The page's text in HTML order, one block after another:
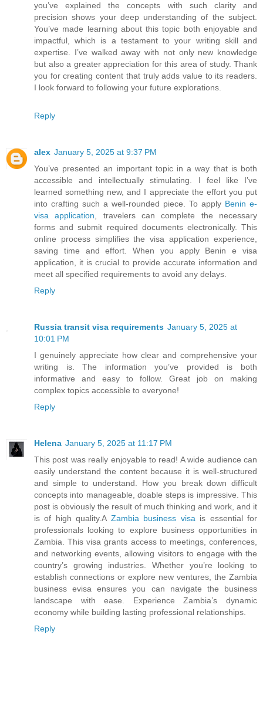
you’ve explained the concepts with such clarity and
precision shows your deep understanding of the subject.
You’ve made learning about this topic both enjoyable and
impactful, which is a testament to your writing skill and
expertise. I’ve walked away with not only new knowledge
but also a greater appreciation for this area of study. Thank
you for creating content that truly adds value to its readers.
I look forward to following your future explorations.
Reply
alex January 5, 2025 at 9:37 PM
You’ve presented an important topic in a way that is both
accessible and intellectually stimulating. I feel like I’ve
learned something new, and I appreciate the effort you put
into crafting such a well-rounded piece. To apply Benin e-
visa application, travelers can complete the necessary
forms and submit required documents electronically. This
online process simplifies the visa application experience,
saving time and effort. When you apply Benin e visa
application, it is crucial to provide accurate information and
meet all specified requirements to avoid any delays.
Reply
Russia transit visa requirements January 5, 2025 at
10:01 PM
I genuinely appreciate how clear and comprehensive your
writing is. The information you’ve provided is both
informative and easy to follow. Great job on making
complex topics accessible to everyone!
Reply
Helena January 5, 2025 at 11:17 PM
This post was really enjoyable to read! A wide audience can
easily understand the content because it is well-structured
and simple to understand. How you break down difficult
concepts into manageable, doable steps is impressive. This
post is obviously the result of much thinking and work, and it
is of high quality.A Zambia business visais essential for
professionals looking to explore business opportunities in
Zambia. This visa grants access to meetings, conferences,
and networking events, allowing visitors to engage with the
country’s growing industries. Whether you’re looking to
establish connections or explore new ventures, the Zambia
business evisa ensures you can navigate the business
landscape with ease. Experience Zambia’s dynamic
economy while building lasting professional relationships.
Reply